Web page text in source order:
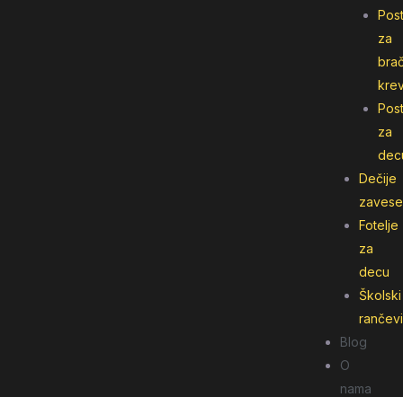
za
za
Dečije
zavese
Fotelje
za
decu
Školski
rančevi
Blog
O
nama